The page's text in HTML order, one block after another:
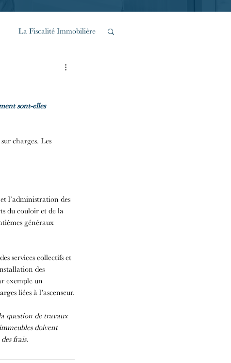
La Fiscalité Immobilière
Inventions Urbaines
sont-elles
charges. Les
l’administration des
du couloir et de la
généraux
services collectifs et
des
exemple un
liées à l’ascenseur.
question de travaux
doivent
frais.